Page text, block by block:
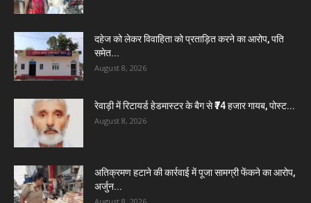
दहेज को लेकर विवाहिता को प्रताड़ित करने का आरोप, पति
समेत...
August 8, 2026
रेवाड़ी में रिटायर्ड हेडमास्टर के बैग से ₹74 हजार गायब, पोस्ट...
August 8, 2026
अतिक्रमण हटाने की कार्रवाई में पूजा सामग्री फेंकने का आरोप,
अर्जुन...